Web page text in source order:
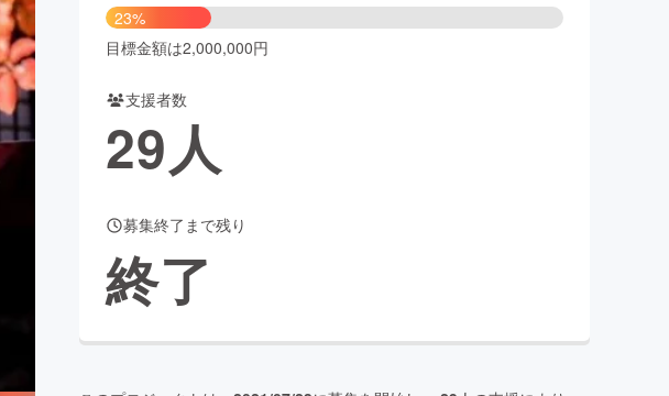
アニメ・漫画
ビューティー・ヘルスケア
23%
目標金額は2,000,000円
支援者数
29人
募集終了まで残り
終了